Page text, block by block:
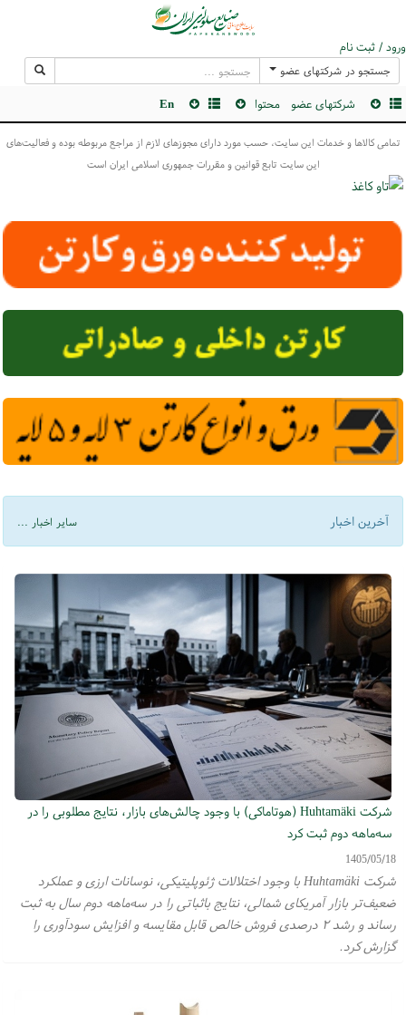
ورود / ثبت نام
جستجو در شرکتهای عضو
شرکتهای عضو محتوا En
تمامی کالاها و خدمات این سایت، حسب مورد دارای مجوزهای لازم از مراجع مربوطه بوده و فعالیت‌های
این سایت تابع قوانین و مقررات جمهوری اسلامی ایران است
آخرین اخبار سایر اخبار ...
شرکت Huhtamäki (هوتاماکی) با وجود چالش‌های بازار، نتایج مطلوبی را در
سه‌ماهه دوم ثبت کرد
1405/05/18
شرکت Huhtamäki با وجود اختلالات ژئوپلیتیکی، نوسانات ارزی و عملکرد
ضعیف‌تر بازار آمریکای شمالی، نتایج باثباتی را در سه‌ماهه دوم سال به ثبت
رساند و رشد ۲ درصدی فروش خالص قابل مقایسه و افزایش سودآوری را
گزارش کرد.